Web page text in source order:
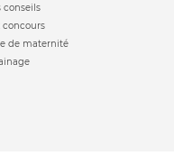
conseils
concours
de maternité